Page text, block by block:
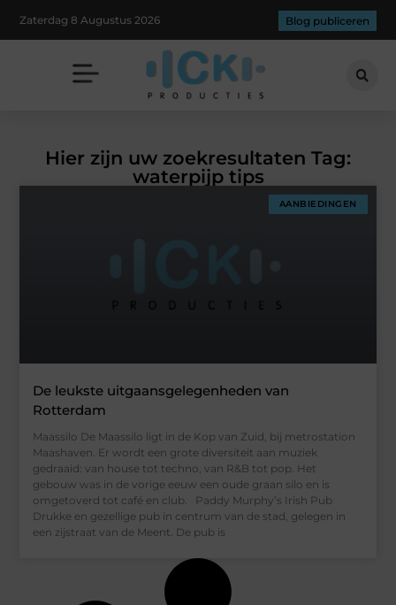
Zaterdag 8 Augustus 2026 Blog publiceren
Hier zijn uw zoekresultaten Tag:
waterpijp tips
AANBIEDINGEN
De leukste uitgaansgelegenheden van
Rotterdam
Maassilo De Maassilo ligt in de Kop van Zuid, bij metrostation
Maashaven. Er wordt een grote diversiteit aan muziek
gedraaid: van house tot techno, van R&B tot pop. Het
gebouw was in de vorige eeuw een oude graan silo en is
omgetoverd tot café en club. Paddy Murphy’s Irish Pub
Drukke en gezellige pub in centrum van de stad, gelegen in
een zijstraat van de Meent. De pub is